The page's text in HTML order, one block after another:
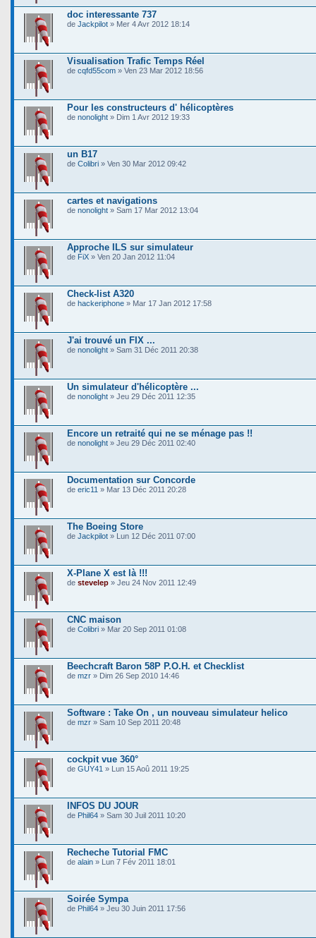
doc interessante 737
de Jackpilot » Mer 4 Avr 2012 18:14
Visualisation Trafic Temps Réel
de cqfd55com » Ven 23 Mar 2012 18:56
Pour les constructeurs d' hélicoptères
de nonolight » Dim 1 Avr 2012 19:33
un B17
de Colibri » Ven 30 Mar 2012 09:42
cartes et navigations
de nonolight » Sam 17 Mar 2012 13:04
Approche ILS sur simulateur
de FiX » Ven 20 Jan 2012 11:04
Check-list A320
de hackeriphone » Mar 17 Jan 2012 17:58
J'ai trouvé un FIX ...
de nonolight » Sam 31 Déc 2011 20:38
Un simulateur d'hélicoptère ...
de nonolight » Jeu 29 Déc 2011 12:35
Encore un retraité qui ne se ménage pas !!
de nonolight » Jeu 29 Déc 2011 02:40
Documentation sur Concorde
de eric11 » Mar 13 Déc 2011 20:28
The Boeing Store
de Jackpilot » Lun 12 Déc 2011 07:00
X-Plane X est là !!!
de stevelep » Jeu 24 Nov 2011 12:49
CNC maison
de Colibri » Mar 20 Sep 2011 01:08
Beechcraft Baron 58P P.O.H. et Checklist
de mzr » Dim 26 Sep 2010 14:46
Software : Take On , un nouveau simulateur helico
de mzr » Sam 10 Sep 2011 20:48
cockpit vue 360°
de GUY41 » Lun 15 Aoû 2011 19:25
INFOS DU JOUR
de Phil64 » Sam 30 Juil 2011 10:20
Recheche Tutorial FMC
de alain » Lun 7 Fév 2011 18:01
Soirée Sympa
de Phil64 » Jeu 30 Juin 2011 17:56